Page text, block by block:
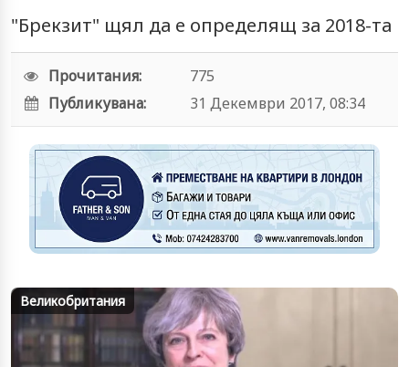
"Брекзит" щял да е определящ за 2018-та
Прочитания:
775
Публикувана:
31 Декември 2017, 08:34
Великобритания